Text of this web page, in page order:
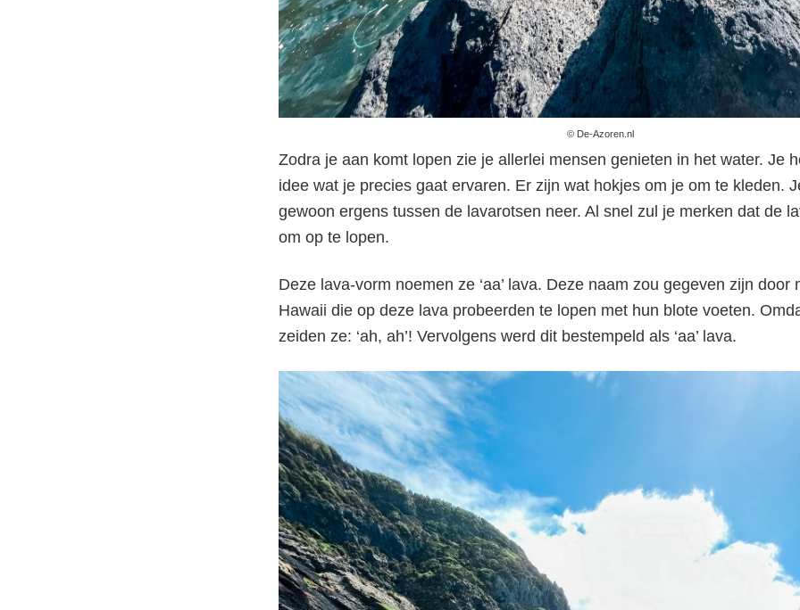
© De-Azoren.nl
Zodra je aan komt lopen zie je allerlei mensen genieten in het water. Je
idee wat je precies gaat ervaren. Er zijn wat hokjes om je om te kleden.
gewoon ergens tussen de lavarotsen neer. Al snel zul je merken dat de
om op te lopen.
Deze lava-vorm noemen ze ‘aa’ lava. Deze naam zou gegeven zijn door
Hawaii die op deze lava probeerden te lopen met hun blote voeten.
zeiden ze: ‘ah, ah’! Vervolgens werd dit bestempeld als ‘aa’ lava.